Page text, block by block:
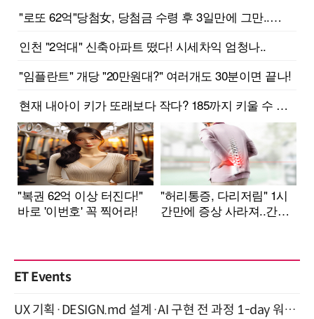
ET Events
UX 기획·DESIGN.md 설계·AI 구현 전 과정 1-day 워크숍 with Claude Code·Codex 9월 15일 개최